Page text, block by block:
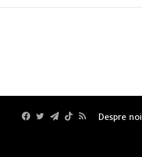
Despre noi
Facebook
Twitter
Telegram
TikTok
RSS